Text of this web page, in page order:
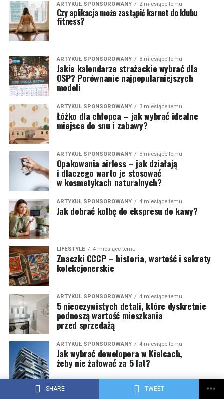
SHARE TWEET
ARTYKUŁ SPONSOROWANY 2 miesiące temu
Czy aplikacja może zastąpić karnet do klubu
fitness?
ARTYKUŁ SPONSOROWANY 3 miesiące temu
Jakie kalendarze strażackie wybrać dla
OSP? Porównanie najpopularniejszych
modeli
ARTYKUŁ SPONSOROWANY 3 miesiące temu
Łóżko dla chłopca – jak wybrać idealne
miejsce do snu i zabawy?
ARTYKUŁ SPONSOROWANY 3 miesiące temu
Opakowania airless – jak działają
i dlaczego warto je stosować
w kosmetykach naturalnych?
ARTYKUŁ SPONSOROWANY 4 miesiące temu
Jak dobrać kolbę do ekspresu do kawy?
LIFESTYLE 4 miesiące temu
Znaczki CCCP – historia, wartość i sekrety
kolekcjonerskie
ARTYKUŁ SPONSOROWANY 4 miesiące temu
5 nieoczywistych detali, które dyskretnie
podnoszą wartość mieszkania
przed sprzedażą
ARTYKUŁ SPONSOROWANY 4 miesiące temu
Jak wybrać dewelopera w Kielcach,
żeby nie żałować za 5 lat?
ARTYKUŁ SPONSOROWANY 5 miesięcy temu